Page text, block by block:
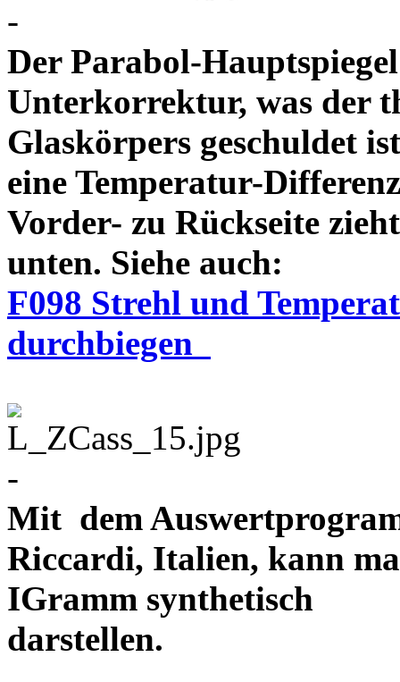
-
Der Parabol-
Unterkorrektur, was der
Glaskörpers geschuldet
eine Temperatur-
Vorder- zu Rückseite
unten. Siehe auch:
F098 Strehl und
durchbiegen
-
Mit dem
Riccardi, Italien, kann
IGramm synthetisch
darstellen.